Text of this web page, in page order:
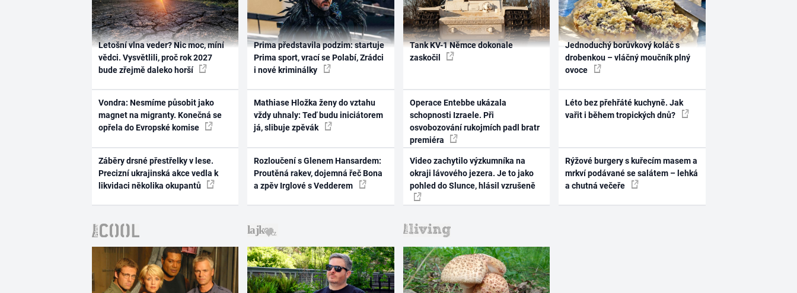
Letošní vlna veder? Nic moc, míní
vědci. Vysvětlili, proč rok 2027
bude zřejmě daleko horší
Vondra: Nesmíme působit jako
magnet na migranty. Konečná se
opřela do Evropské komise
Záběry drsné přestřelky v lese.
Precizní ukrajinská akce vedla k
likvidaci několika okupantů
Prima představila podzim: startuje
Prima sport, vrací se Polabí, Zrádci
i nové kriminálky
Mathiase Hložka ženy do vztahu
vždy uhnaly: Teď budu iniciátorem
já, slibuje zpěvák
Rozloučení s Glenem Hansardem:
Proutěná rakev, dojemná řeč Bona
a zpěv Irglové s Vedderem
Tank KV-1 Němce dokonale
zaskočil
Operace Entebbe ukázala
schopnosti Izraele. Při
osvobozování rukojmích padl bratr
premiéra
Video zachytilo výzkumníka na
okraji lávového jezera. Je to jako
pohled do Slunce, hlásil vzrušeně
Jednoduchý borůvkový koláč s
drobenkou – vláčný moučník plný
ovoce
Léto bez přehřáté kuchyně. Jak
vařit i během tropických dnů?
Rýžové burgery s kuřecím masem a
mrkví podávané se salátem – lehká
a chutná večeře